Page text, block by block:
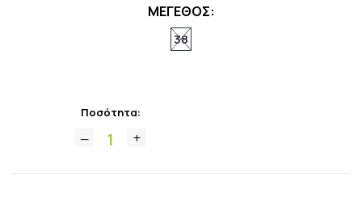
ΜΕΓΕΘΟΣ:
38
Ποσότητα: